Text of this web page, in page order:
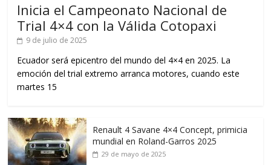
Inicia el Campeonato Nacional de
Trial 4×4 con la Válida Cotopaxi
9 de julio de 2025
Ecuador será epicentro del mundo del 4×4 en 2025. La
emoción del trial extremo arranca motores, cuando este
martes 15
Renault 4 Savane 4×4 Concept, primicia
mundial en Roland-Garros 2025
29 de mayo de 2025